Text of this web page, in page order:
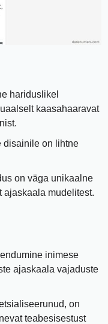
hariduslikel
kaasahaaravat
disainile on lihtne
on väga unikaalne
ajaskaala mudelitest.
inimese
ajaskaala vajaduste
on
teabesisestust